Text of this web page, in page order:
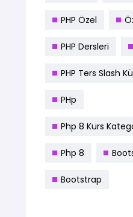
PHP Özel
PHP Dersleri
PHP Ters Slash
PHp
Php 8 Kurs
Php 8
Bootstrap